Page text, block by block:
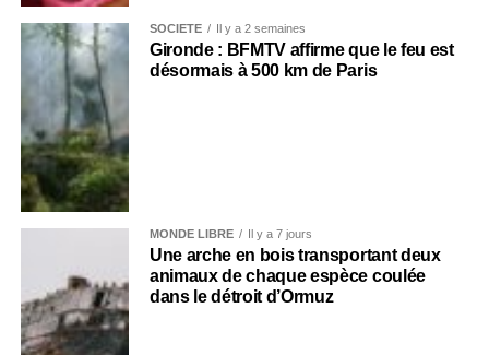
SOCIÉTÉ Il y a 2 semaines
Gironde : BFMTV affirme que le feu est
désormais à 500 km de Paris
MONDE LIBRE Il y a 7 jours
Une arche en bois transportant deux
animaux de chaque espèce coulée
dans le détroit d’Ormuz